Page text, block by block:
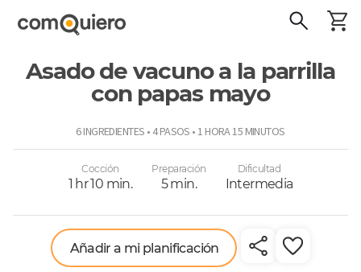
Asado de vacuno a la parrilla
con papas mayo
6 INGREDIENTES • 4 PASOS • 1 HORA 15 MINUTOS
Cocción
1 hr 10 min.
Preparación
5 min.
Dificultad
Intermedia
Añadir a mi planificación